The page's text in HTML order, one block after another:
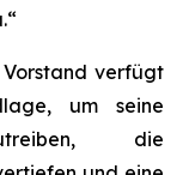
verfügt
um seine
die